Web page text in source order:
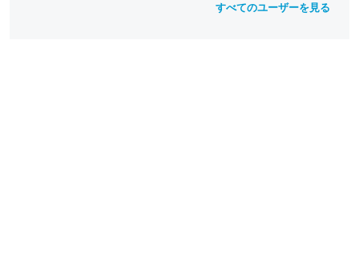
すべてのユーザーを見る